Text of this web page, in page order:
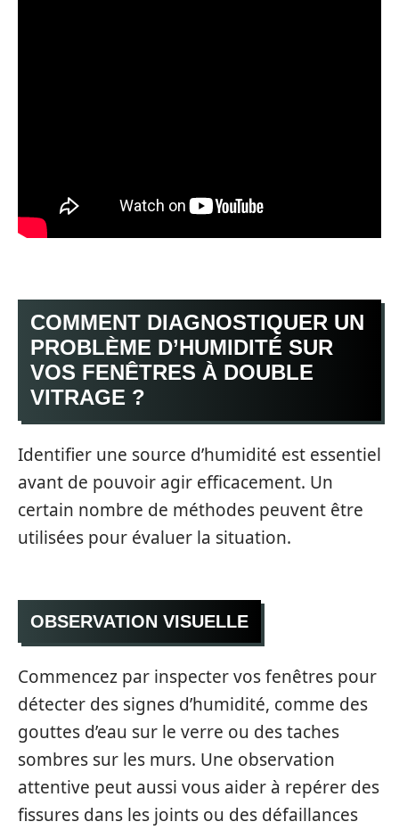
COMMENT DIAGNOSTIQUER UN
PROBLÈME D’HUMIDITÉ SUR
VOS FENÊTRES À DOUBLE
VITRAGE ?
Identifier une source d’humidité est essentiel
avant de pouvoir agir efficacement. Un
certain nombre de méthodes peuvent être
utilisées pour évaluer la situation.
OBSERVATION VISUELLE
Commencez par inspecter vos fenêtres pour
détecter des signes d’humidité, comme des
gouttes d’eau sur le verre ou des taches
sombres sur les murs. Une observation
attentive peut aussi vous aider à repérer des
fissures dans les joints ou des défaillances